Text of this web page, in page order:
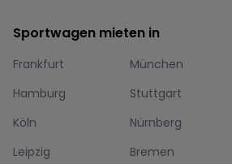
Sportwagen mieten in
Frankfurt München
Hamburg
Stuttgart
Köln
Nürnberg
Leipzig
Bremen